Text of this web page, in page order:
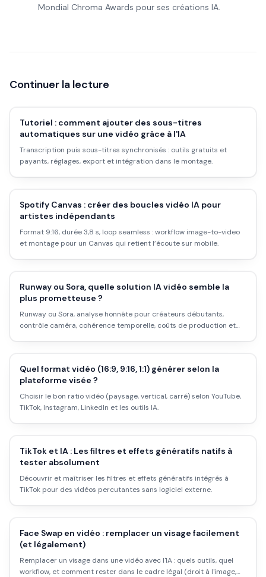
Mondial Chroma Awards pour ses créations IA.
Continuer la lecture
Tutoriel : comment ajouter des sous-titres
automatiques sur une vidéo grâce à l'IA
Transcription puis sous-titres synchronisés : outils gratuits et
payants, réglages, export et intégration dans le montage.
Spotify Canvas : créer des boucles vidéo IA pour
artistes indépendants
Format 9:16, durée 3,8 s, loop seamless : workflow image-to-video
et montage pour un Canvas qui retient l’écoute sur mobile.
Runway ou Sora, quelle solution IA vidéo semble la
plus prometteuse ?
Runway ou Sora, analyse honnête pour créateurs débutants,
contrôle caméra, cohérence temporelle, coûts de production et
Quel format vidéo (16:9, 9:16, 1:1) générer selon la
plateforme visée ?
Choisir le bon ratio vidéo (paysage, vertical, carré) selon YouTube,
TikTok, Instagram, LinkedIn et les outils IA.
TikTok et IA : Les filtres et effets génératifs natifs à
tester absolument
Découvrir et maîtriser les filtres et effets génératifs intégrés à
TikTok pour des vidéos percutantes sans logiciel externe.
Face Swap en vidéo : remplacer un visage facilement
(et légalement)
Remplacer un visage dans une vidéo avec l'IA : quels outils, quel
workflow, et comment rester dans le cadre légal (droit à l'image,